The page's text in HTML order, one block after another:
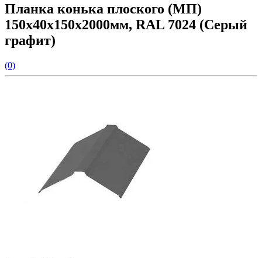
Планка конька плоского (МП)
150х40х150х2000мм, RAL 7024 (Серый
графит)
(0)